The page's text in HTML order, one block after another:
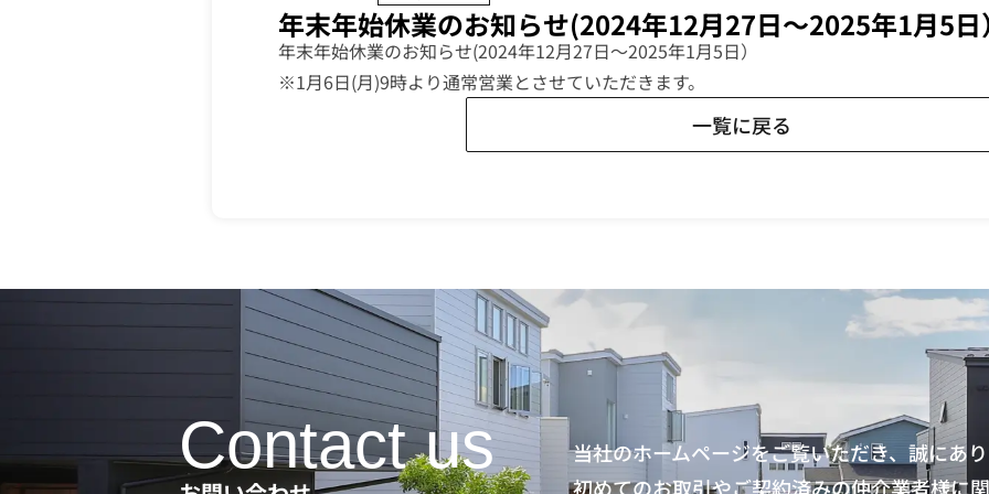
年末年始休業のお知らせ(2024年12月27日～2025年1月5日
年末年始休業のお知らせ(2024年12月27日～2025年1月5日）
※1月6日(月)9時より通常営業とさせていただきます。
一覧に戻る
Contact us
当社のホームページをご覧いただき、誠にあ
初めてのお取引やご契約済みの仲介業者様に